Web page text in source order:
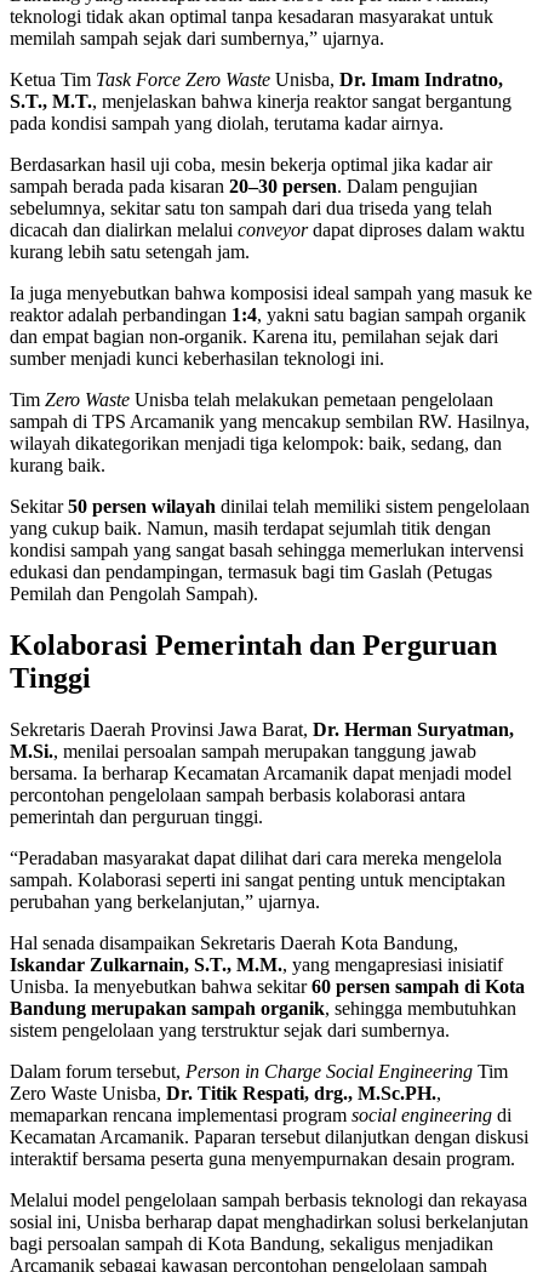
teknologi tidak akan optimal tanpa kesadaran masyarakat untuk
memilah sampah sejak dari sumbernya,” ujarnya.
Ketua Tim Task Force Zero Waste Unisba, Dr. Imam Indratno,
S.T., M.T., menjelaskan bahwa kinerja reaktor sangat bergantung
pada kondisi sampah yang diolah, terutama kadar airnya.
Berdasarkan hasil uji coba, mesin bekerja optimal jika kadar air
sampah berada pada kisaran 20–30 persen. Dalam pengujian
sebelumnya, sekitar satu ton sampah dari dua triseda yang telah
dicacah dan dialirkan melalui conveyordapat diproses dalam waktu
kurang lebih satu setengah jam.
Ia juga menyebutkan bahwa komposisi ideal sampah yang masuk ke
reaktor adalah perbandingan 1:4, yakni satu bagian sampah organik
dan empat bagian non-organik. Karena itu, pemilahan sejak dari
sumber menjadi kunci keberhasilan teknologi ini.
Tim Zero Waste Unisba telah melakukan pemetaan pengelolaan
sampah di TPS Arcamanik yang mencakup sembilan RW. Hasilnya,
wilayah dikategorikan menjadi tiga kelompok: baik, sedang, dan
kurang baik.
Sekitar50 persen wilayah dinilai telah memiliki sistem pengelolaan
yang cukup baik. Namun, masih terdapat sejumlah titik dengan
kondisi sampah yang sangat basah sehingga memerlukan intervensi
edukasi dan pendampingan, termasuk bagi tim Gaslah (Petugas
Pemilah dan Pengolah Sampah).
Kolaborasi Pemerintah dan Perguruan
Tinggi
Sekretaris Daerah Provinsi Jawa Barat, Dr. Herman Suryatman,
M.Si., menilai persoalan sampah merupakan tanggung jawab
bersama. Ia berharap Kecamatan Arcamanik dapat menjadi model
percontohan pengelolaan sampah berbasis kolaborasi antara
pemerintah dan perguruan tinggi.
“Peradaban masyarakat dapat dilihat dari cara mereka mengelola
sampah. Kolaborasi seperti ini sangat penting untuk menciptakan
perubahan yang berkelanjutan,” ujarnya.
Hal senada disampaikan Sekretaris Daerah Kota Bandung,
Iskandar Zulkarnain, S.T., M.M., yang mengapresiasi inisiatif
Unisba. Ia menyebutkan bahwa sekitar60 persen sampah di Kota
Bandung merupakan sampah organik, sehingga membutuhkan
sistem pengelolaan yang terstruktur sejak dari sumbernya.
Dalam forum tersebut, Person in Charge Social Engineering Tim
Zero Waste Unisba, Dr. Titik Respati, drg., M.Sc.PH.,
memaparkan rencana implementasi program social engineering di
Kecamatan Arcamanik. Paparan tersebut dilanjutkan dengan diskusi
interaktif bersama peserta guna menyempurnakan desain program.
Melalui model pengelolaan sampah berbasis teknologi dan rekayasa
sosial ini, Unisba berharap dapat menghadirkan solusi berkelanjutan
bagi persoalan sampah di Kota Bandung, sekaligus menjadikan
Arcamanik sebagai kawasan percontohan pengelolaan sampah